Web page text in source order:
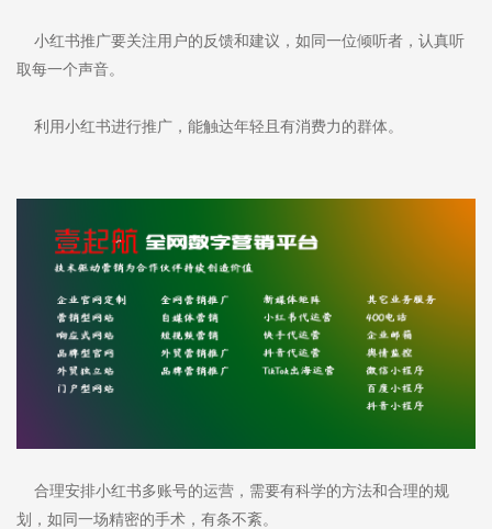
小红书推广要关注用户的反馈和建议，如同一位倾听者，认真听
取每一个声音。
利用小红书进行推广，能触达年轻且有消费力的群体。
合理安排小红书多账号的运营，需要有科学的方法和合理的规
划，如同一场精密的手术，有条不紊。